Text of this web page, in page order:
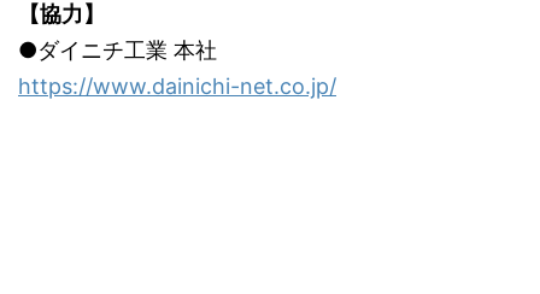
【協力】
●ダイニチ工業 本社
https://www.dainichi-net.co.jp/